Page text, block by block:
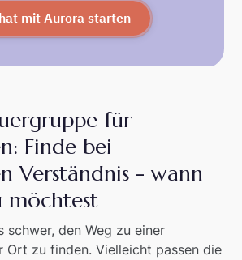
mit Aurora starten
für
Finde bei
Verständnis - wann
möchtest
schwer, den Weg zu einer
Ort zu finden. Vielleicht passen die